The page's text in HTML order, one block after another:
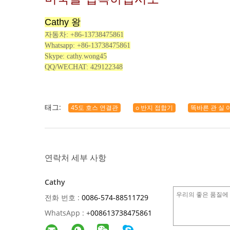
Cathy 왕
자동차: +86-13738475861
Whatsapp: +86-13738475861
Skype: cathy.wong45
QQ/WECHAT: 429122348
태그: 45도 호스 연결관 o 반지 접합기 똑바른 관 실
연락처 세부 사항
Cathy
전화 번호 : 0086-574-88511729
WhatsApp : +008613738475861